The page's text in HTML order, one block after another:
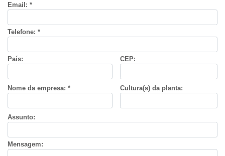
Alemanha
Hendrik Wahn
Plantas ornamentais
Telefone: (+49) 151-65472235
Países Baixos
Arjen Verwer
Flores e vegetais
Telefone: (+31) 683918774
Email: *
Telefone: *
País: CEP:
Nome da empresa: * Cultura(s) da planta:
Assunto:
Mensagem: